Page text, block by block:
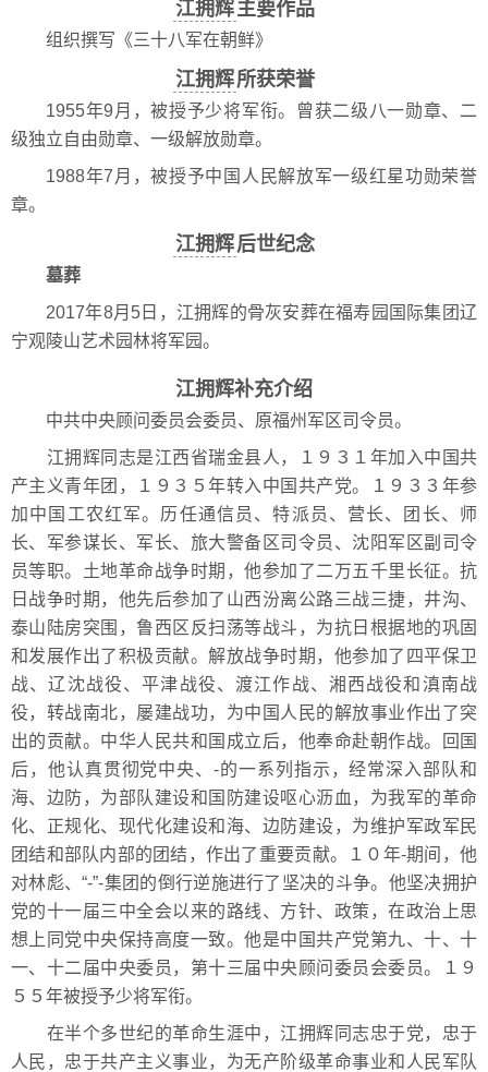
江拥辉主要作品
组织撰写《三十八军在朝鲜》
江拥辉所获荣誉
1955年9月，被授予少将军衔。曾获二级八一勋章、二
级独立自由勋章、一级解放勋章。
1988年7月，被授予中国人民解放军一级红星功勋荣誉
章。
江拥辉后世纪念
墓葬
2017年8月5日，江拥辉的骨灰安葬在福寿园国际集团辽
宁观陵山艺术园林将军园。
江拥辉补充介绍
中共中央顾问委员会委员、原福州军区司令员。
江拥辉同志是江西省瑞金县人，１９３１年加入中国共
产主义青年团，１９３５年转入中国共产党。１９３３年参
加中国工农红军。历任通信员、特派员、营长、团长、师
长、军参谋长、军长、旅大警备区司令员、沈阳军区副司令
员等职。土地革命战争时期，他参加了二万五千里长征。抗
日战争时期，他先后参加了山西汾离公路三战三捷，井沟、
泰山陆房突围，鲁西区反扫荡等战斗，为抗日根据地的巩固
和发展作出了积极贡献。解放战争时期，他参加了四平保卫
战、辽沈战役、平津战役、渡江作战、湘西战役和滇南战
役，转战南北，屡建战功，为中国人民的解放事业作出了突
出的贡献。中华人民共和国成立后，他奉命赴朝作战。回国
后，他认真贯彻党中央、-的一系列指示，经常深入部队和
海、边防，为部队建设和国防建设呕心沥血，为我军的革命
化、正规化、现代化建设和海、边防建设，为维护军政军民
团结和部队内部的团结，作出了重要贡献。１０年-期间，他
对林彪、“-”-集团的倒行逆施进行了坚决的斗争。他坚决拥护
党的十一届三中全会以来的路线、方针、政策，在政治上思
想上同党中央保持高度一致。他是中国共产党第九、十、十
一、十二届中央委员，第十三届中央顾问委员会委员。１９
５５年被授予少将军衔。
在半个多世纪的革命生涯中，江拥辉同志忠于党，忠于
人民，忠于共产主义事业，为无产阶级革命事业和人民军队